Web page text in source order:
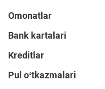
Omonatlar
Bank kartalari
Kreditlar
Pul o‘tkazmalari